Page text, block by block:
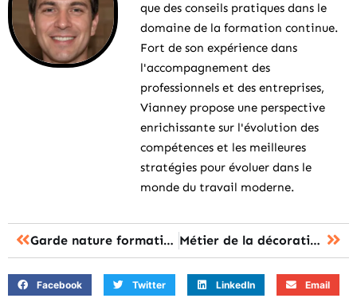
que des conseils pratiques dans le
domaine de la formation continue.
Fort de son expérience dans
l'accompagnement des
professionnels et des entreprises,
Vianney propose une perspective
enrichissante sur l'évolution des
compétences et les meilleures
stratégies pour évoluer dans le
monde du travail moderne.
Garde nature formation : les étapes et diplômes pour accéder au métier Métier de la décoration : lequel choisir selon votre profil professionnel ?
Facebook Twitter LinkedIn Email